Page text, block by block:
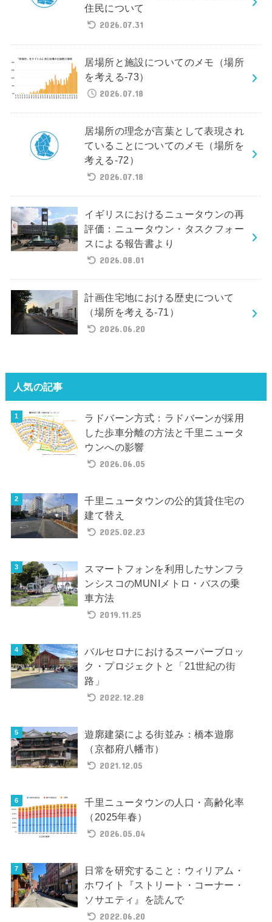
住民について
2026.07.31
居場所と施設についてのメモ（場所
を考える-73）
2026.07.18
居場所の理念が言葉として表現され
ていることについてのメモ（場所を
考える-72）
2026.07.18
イギリスにおけるニュータウンの再
評価：ニュータウン・タスクフォー
スによる報告書より
2026.08.01
計画住宅地における歴史について
（場所を考える-71）
2026.06.20
人気の記事
ラドバーン方式：ラドバーンが採用
した歩車分離の方法と千里ニュータ
ウンへの影響
2026.06.05
千里ニュータウンの公的賃貸住宅の
建て替え
2025.02.23
スマートフォンを利用したサンフラ
ンシスコのMUNIメトロ・バスの乗
車方法
2019.11.25
バルセロナにおけるスーパーブロッ
ク・プロジェクトと「21世紀の街
路」
2022.12.28
遊廓建築による街並み：橋本遊廓
（京都府八幡市）
2021.12.05
千里ニュータウンの人口・高齢化率
（2025年春）
2026.05.04
日常を研究すること：ウィリアム・
ホワイト『ストリート・コーナー・
ソサエティ』を読んで
2022.06.20